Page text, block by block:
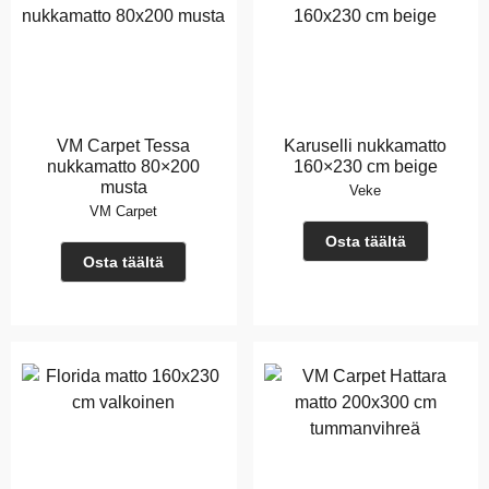
VM Carpet Tessa
nukkamatto 80×200
musta
VM Carpet
Osta täältä
Karuselli nukkamatto
160×230 cm beige
Veke
Osta täältä